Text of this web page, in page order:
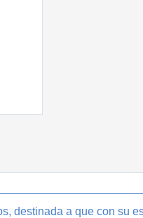
destinada a que con su